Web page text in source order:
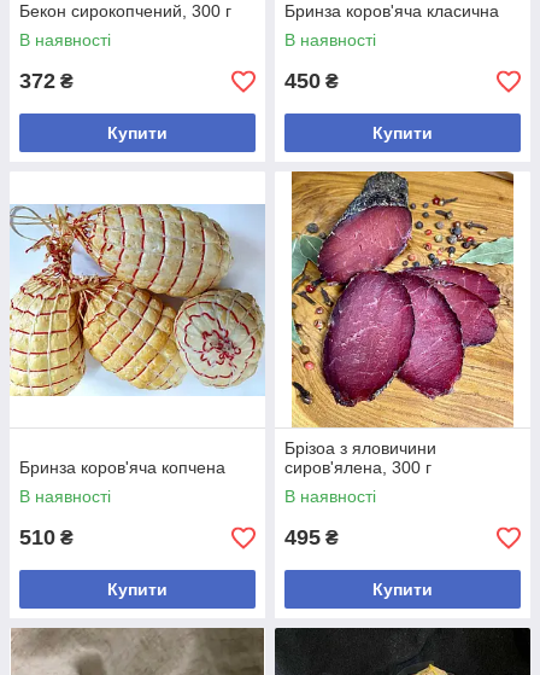
Бекон сирокопчений, 300 г
В наявності
372 ₴
Купити
Бринза коров'яча класична
В наявності
450 ₴
Купити
Бринза коров'яча копчена
В наявності
510 ₴
Купити
Брізоа з яловичини
сиров'ялена, 300 г
В наявності
495 ₴
Купити